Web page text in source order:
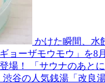
かけた瞬間、
ョーザモウモウ」を8